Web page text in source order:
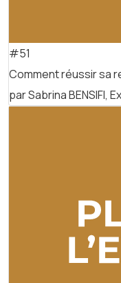
#51
Comment réussir sa
par Sabrina BENSIFI,